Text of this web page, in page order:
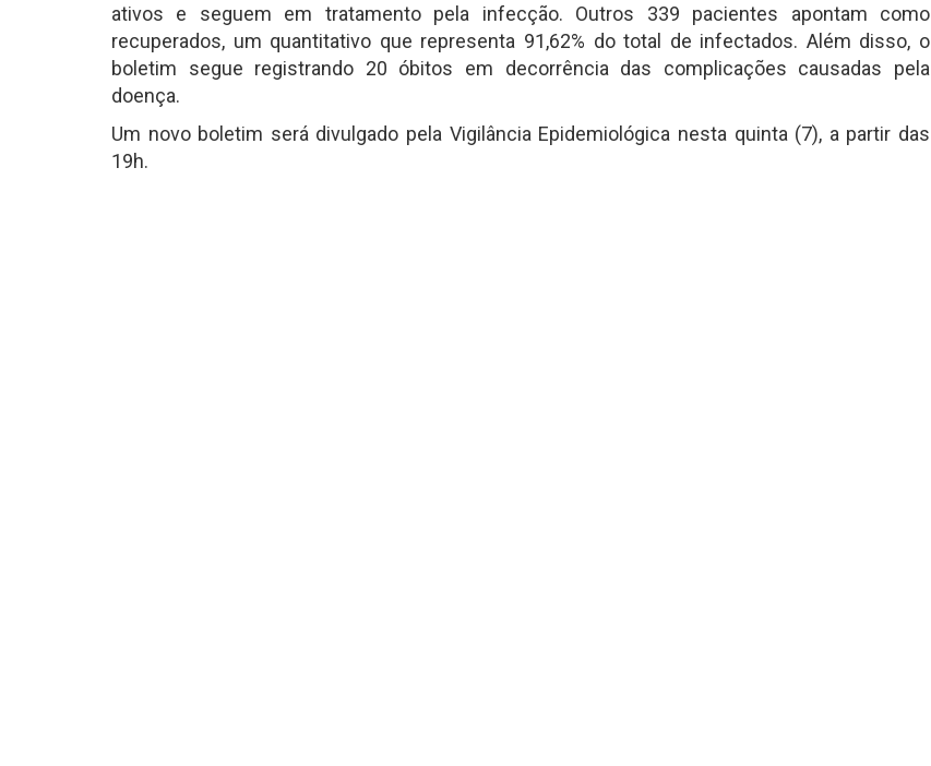
ativos e seguem em tratamento pela infecção. Outros 339 pacientes apontam como
recuperados, um quantitativo que representa 91,62% do total de infectados. Além disso, o
boletim segue registrando 20 óbitos em decorrência das complicações causadas pela
doença.
Um novo boletim será divulgado pela Vigilância Epidemiológica nesta quinta (7), a partir das
19h.